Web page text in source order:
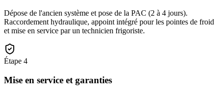
Dépose de l'ancien système et pose de la PAC (2 à 4 jours).
Raccordement hydraulique, appoint intégré pour les pointes de froid
et mise en service par un technicien frigoriste.
Étape 4
Mise en service et garanties